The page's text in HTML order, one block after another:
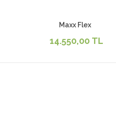
Maxx Flex
14.550,00 TL